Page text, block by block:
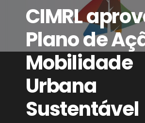
CIMRL
Plano de
Mobilidade
Urbana
Sustentável